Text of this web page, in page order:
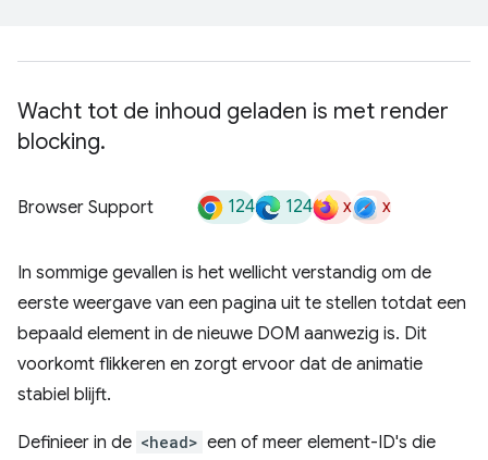
Wacht tot de inhoud geladen is met render
blocking.
Browser Support 124 124 x x
In sommige gevallen is het wellicht verstandig om de
eerste weergave van een pagina uit te stellen totdat een
bepaald element in de nieuwe DOM aanwezig is. Dit
voorkomt flikkeren en zorgt ervoor dat de animatie
stabiel blijft.
Definieer in de <head> een of meer element-ID's die